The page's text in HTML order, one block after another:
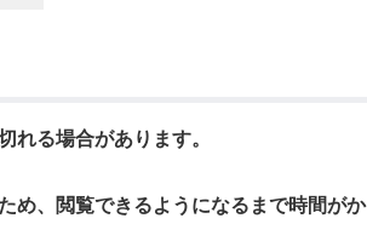
れる場合があります。
め、閲覧できるようになるまで時間がか